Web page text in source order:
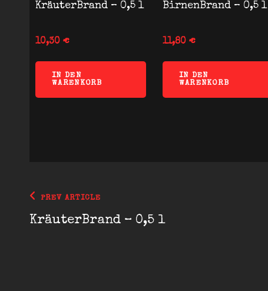
KräuterBrand – 0,5 l
10,30 €
IN DEN
WARENKORB
BirnenBrand – 0,5 l
11,80 €
IN DEN
WARENKORB
Beitragsnavigation
Previous
Post
PREV ARTICLE
KräuterBrand – 0,5 l